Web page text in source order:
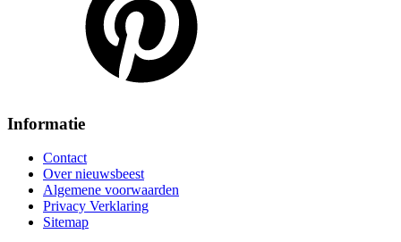
Informatie
Contact
Over nieuwsbeest
Algemene voorwaarden
Privacy Verklaring
Sitemap